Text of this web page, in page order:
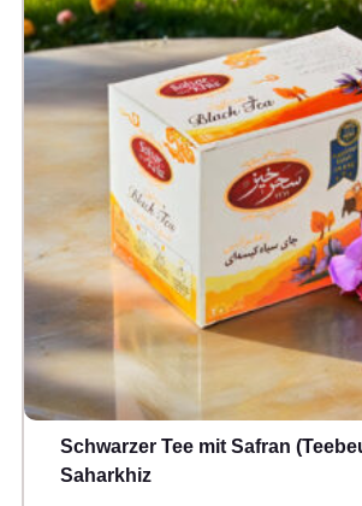
Schwarzer Tee mit Safran
Saharkhiz